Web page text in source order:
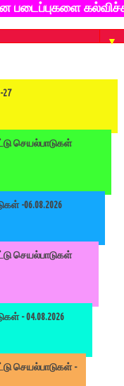
கல்விச்சுடர்
▼
செயல்பாடுகள்
-06.08.2026
செயல்பாடுகள்
- 04.08.2026
செயல்பாடுகள் -